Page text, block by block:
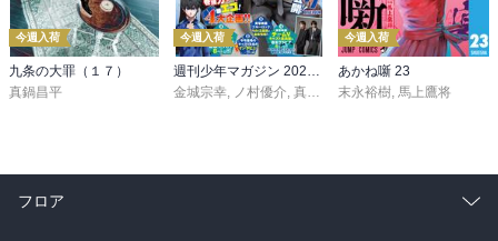
今週入荷
九条の大罪（１７）
真鍋昌平
今週入荷
金城宗幸
ノ村優介 真島ヒロ ,宮島礼吏, 新川直司
今週入荷
あかね噺 23
末永裕樹 馬上鷹将
フロア